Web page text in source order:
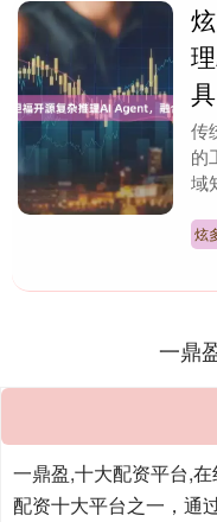
具
传
的
域
基
炫
一鼎
一鼎盈,十大配资平台,
配资十大平台之一，通